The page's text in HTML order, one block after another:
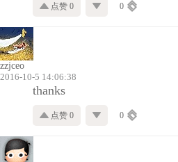
点赞 0 0
zzjceo
2016-10-5 14:06:38
thanks
点赞 0 0